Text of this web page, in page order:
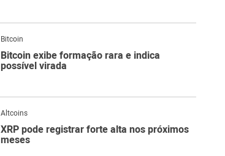
Bitcoin
Bitcoin exibe formação rara e indica
possível virada
Altcoins
XRP pode registrar forte alta nos próximos
meses